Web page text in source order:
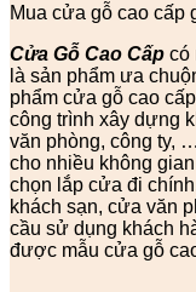
Mua cửa gỗ cao cấp
Cửa Gỗ Cao Cấp có
là sản phẩm ưa
phẩm cửa gỗ cao
công trình xây dựng
văn phòng, công ty,
cho nhiều không
chọn lắp cửa đi
khách sạn, cửa văn
cầu sử dụng khách
được mẫu cửa gỗ